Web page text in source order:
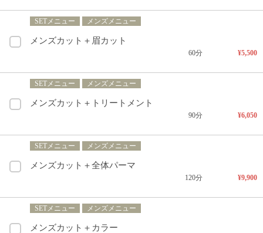
SETメニュー メンズメニュー
メンズカット＋眉カット
60分 ¥5,500
SETメニュー メンズメニュー
メンズカット＋トリートメント
90分 ¥6,050
SETメニュー メンズメニュー
メンズカット＋全体パーマ
120分 ¥9,900
SETメニュー メンズメニュー
メンズカット＋カラー